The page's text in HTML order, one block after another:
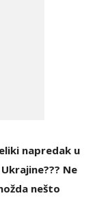
napredak u
Ne
nešto